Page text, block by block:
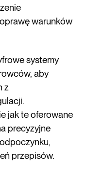
warunków
systemy
aby
z
jak te oferowane
precyzyjne
przepisów.